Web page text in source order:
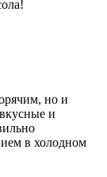
но и
и
в холодном